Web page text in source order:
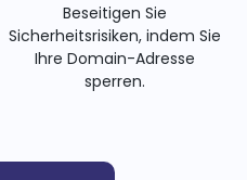
Beseitigen Sie
Sicherheitsrisiken, indem Sie
Ihre Domain-Adresse
sperren.